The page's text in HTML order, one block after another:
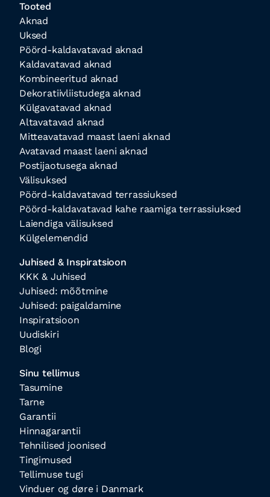
Tooted
Aknad
Uksed
Pöörd-kaldavatavad aknad
Kaldavatavad aknad
Kombineeritud aknad
Dekoratiivliistudega aknad
Külgavatavad aknad
Altavatavad aknad
Mitteavatavad maast laeni aknad
Avatavad maast laeni aknad
Postijaotusega aknad
Välisuksed
Pöörd-kaldavatavad terrassiuksed
Pöörd-kaldavatavad kahe raamiga terrassiuksed
Laiendiga välisuksed
Külgelemendid
Juhised & Inspiratsioon
KKK & Juhised
Juhised: mõõtmine
Juhised: paigaldamine
Inspiratsioon
Uudiskiri
Blogi
Sinu tellimus
Tasumine
Tarne
Garantii
Hinnagarantii
Tehnilised joonised
Tingimused
Tellimuse tugi
Vinduer og døre i Danmark